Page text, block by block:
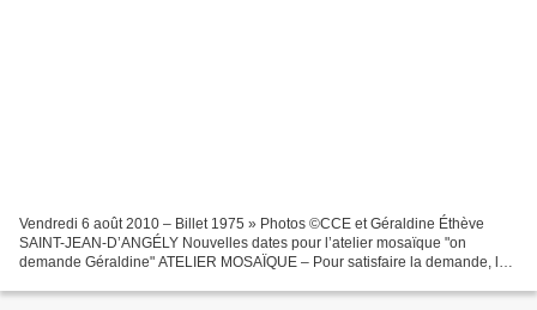
Vendredi 6 août 2010 – Billet 1975 » Photos ©CCE et Géraldine Éthève
SAINT-JEAN-D’ANGÉLY Nouvelles dates pour l’atelier mosaïque "on
demande Géraldine" ATELIER MOSAÏQUE – Pour satisfaire la demande, le